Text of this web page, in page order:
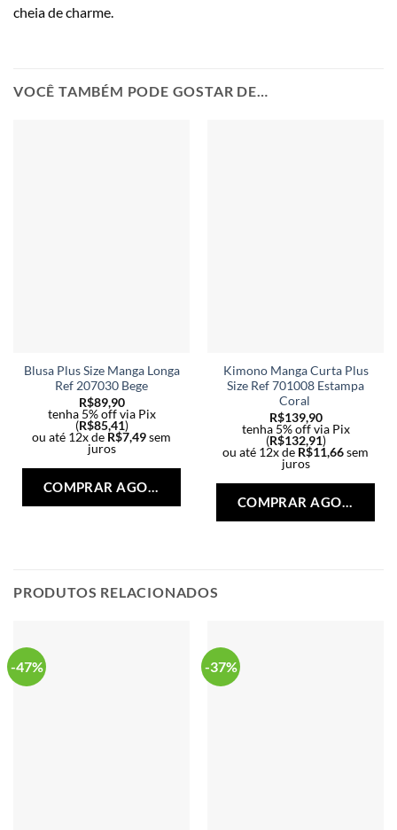
cheia de charme.
VOCÊ TAMBÉM PODE GOSTAR DE…
Blusa Plus Size Manga Longa
Ref 207030 Bege
R$89,90
tenha 5% off via Pix
(R$85,41)
ou até 12x de R$7,49sem
juros
COMPRAR AGORA
produto
podem
página
Kimono Manga Curta Plus
Size Ref 701008 Estampa
Coral
R$139,90
tenha 5% off via Pix
(R$132,91)
ou até 12x de R$11,66sem
juros
COMPRAR AGORA
PRODUTOS RELACIONADOS
-47% -37%